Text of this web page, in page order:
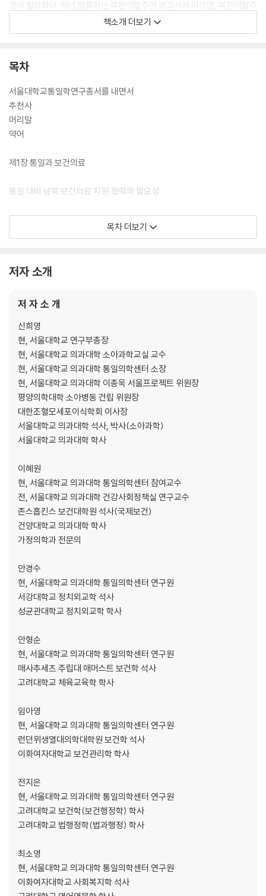
것이 필요하다. 매년 발표하는 북한이탈주민 보고서에 따르면, 북한이탈주
민의 지원수요 중 1순위는 의료적 지원에 해당한다는 점을 감안할 때 남북
간 상황은 통일 보건의료체계에 이념적 가치보다는 사회적인 동의와 합의
임을 인식해야 한다. 이에 대한 방안으로 검토 중인 남북 보건의료협정이
는 현지의 역량개발을 이루고 교류협력을 통한 의료인력 수준을 동질화시
키며, 문화와 제도적 차이에 있어서도 통합의 기반을 마련하여 통합과 한
반도 공통의 문제를 해결하는 데 중요한 기능을 하게 될 것이다.
책소개 더보기
목차
서울대학교통일학연구총서를 내면서
추천사
머리말
약어
제1장 통일과 보건의료
통일 대비 남북 보건의료 지원·협력의 필요성
제2장 북한 보건의료 체계
2. 예방의학제도
제2절 북한 보건의료 전달체계
1. 보건의료 전달체계 개요
2. 의료기관 현황
3. 비공식 보건의료 전달체계: 장마당과 약품 전달체계
더 알아보기 1 북한의 병원 체계는 남한과 어떻게 다를까?
제3절 북한 보건의료인력 현황 및 양성체계
1. 북한 보건의료인력 현황
2. 북한 보건의료인력 양성체계
제4절 북한 보건의료 정책행정 조직 체계
1. 조선로동당 및 국가기구 조직
2. 북한 보건의료 정책 및 행정 조직
3. 대외원조 수원 조직
더 알아보기 2 북한 의학잡지 알아보기
제3장 북한 주요 보건지표 현황
제1절 기초 보건지표
1. 인구학적 특징
2. 기대수명
3. 사망률과 사망원인
4. 질병부담
제2절 모자보건
1. 모성 사망률과 사망원인
2. 아동 사망률과 사망원인
3. 모자보건 주요 지표 현황
제3절 감염성 질환
1. 결핵
2. 말라리아
3. B형간염
4. 기생충
제4절 비감염성 질환
1. 비감염성 질환 실태
2. 위험요인
3. 기타 비감염성 질환
더 알아보기 3 독일 통일과 주요 건강 지표 변화
제4장 국내외 대북 보건의료 지원
제1절 대북 보건의료 지원의 추진 과정 및 분석 범위
1. 대북지원 추진 배경 및 변천 과정
2. 대북 보건의료 지원 분석 범위
제2절 국외 대북 보건의료 지원
목차 더보기
저자 소개
저 자 소 개
신희영
현, 서울대학교 연구부총장
현, 서울대학교 의과대학 소아과학교실 교수
현, 서울대학교 의과대학 통일의학센터 소장
현, 서울대학교 의과대학 이종욱 서울프로젝트 위원장
평양의학대학 소아병동 건립 위원장
대한조혈모세포이식학회 이사장
서울대학교 의과대학 석사, 박사(소아과학)
서울대학교 의과대학 학사
이혜원
현, 서울대학교 의과대학 통일의학센터 참여교수
전, 서울대학교 의과대학 건강사회정책실 연구교수
존스홉킨스 보건대학원 석사(국제보건)
건양대학교 의과대학 학사
가정의학과 전문의
안경수
현, 서울대학교 의과대학 통일의학센터 연구원
서강대학교 정치외교학 석사
성균관대학교 정치외교학 학사
안형순
현, 서울대학교 의과대학 통일의학센터 연구원
매사추세츠 주립대 애머스트 보건학 석사
고려대학교 체육교육학 학사
임아영
현, 서울대학교 의과대학 통일의학센터 연구원
런던위생열대의학대학원 보건학 석사
이화여자대학교 보건관리학 학사
전지은
현, 서울대학교 의과대학 통일의학센터 연구원
고려대학교 보건학(보건행정학) 학사
고려대학교 법행정학(법과행정) 학사
최소영
현, 서울대학교 의과대학 통일의학센터 연구원
이화여자대학교 사회복지학 석사